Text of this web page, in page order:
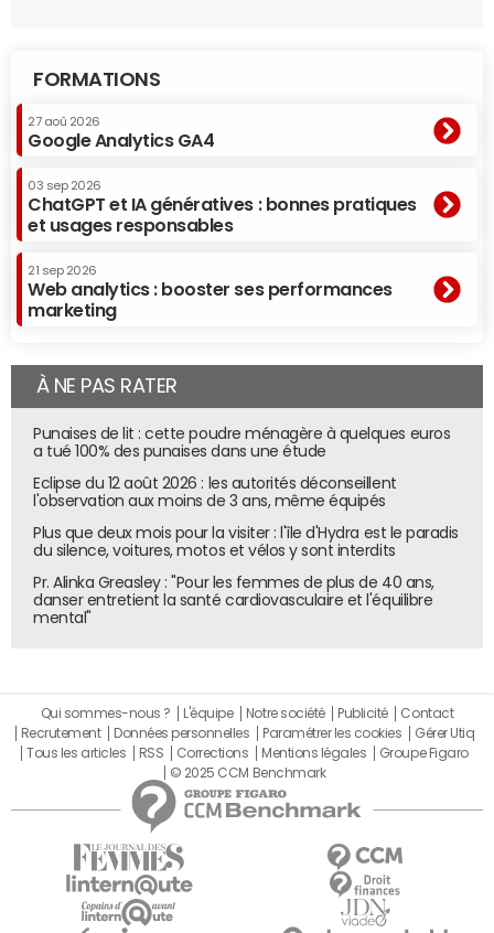
3,66 millions de transactions.
Le panier moyen de l'e-commerce poursuit sa chute. En
juillet, il perd 4,38% en un an pour tomber à 78,88 euros.
C'est tout de même son plus haut niveau en 2015. Et en
août, il dégringole de 5,05% à 72,56 euros... son plus bas
FORMATIONS
27 aoû 2026
Google Analytics GA4
03 sep 2026
ChatGPT et IA génératives : bonnes pratiques
et usages responsables
21 sep 2026
Web analytics : booster ses performances
marketing
À NE PAS RATER
Punaises de lit : cette poudre ménagère à quelques euros
a tué 100% des punaises dans une étude
Eclipse du 12 août 2026 : les autorités déconseillent
l'observation aux moins de 3 ans, même équipés
Plus que deux mois pour la visiter : l'île d'Hydra est le paradis
du silence, voitures, motos et vélos y sont interdits
Pr. Alinka Greasley : "Pour les femmes de plus de 40 ans,
danser entretient la santé cardiovasculaire et l'équilibre
mental"
Qui sommes-nous ? L'équipe Notre société Publicité
Contact
Recrutement
Données personnelles Paramétrer les cookies
Gérer Utiq
Tous les articles
RSS Corrections Mentions légales
Groupe Figaro
© 2025 CCM Benchmark